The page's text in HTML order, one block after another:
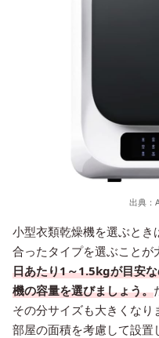
出典：
小型衣類乾燥機を選ぶと
合ったタイプを選ぶことが
日あたり1～1.5kgが目安
機の容量を選びましょう。
その分サイズも大きくなり
部屋の面積を考慮して設置